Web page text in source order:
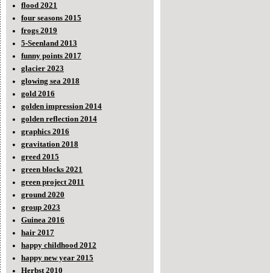
flood 2021
four seasons 2015
frogs 2019
5-Seenland 2013
funny points 2017
glacier 2023
glowing sea 2018
gold 2016
golden impression 2014
golden reflection 2014
graphics 2016
gravitation 2018
greed 2015
green blocks 2021
green project 2011
ground 2020
group 2023
Guinea 2016
hair 2017
happy childhood 2012
happy new year 2015
Herbst 2010